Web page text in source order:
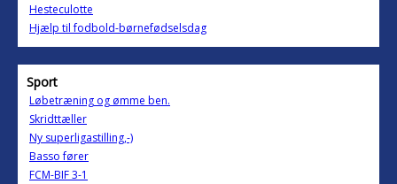
Hesteculotte
Hjælp til fodbold-børnefødselsdag
Sport
Løbetræning og ømme ben.
Skridttæller
Ny superligastilling,-)
Basso fører
FCM-BIF 3-1